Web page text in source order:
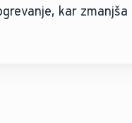
kar zmanjša